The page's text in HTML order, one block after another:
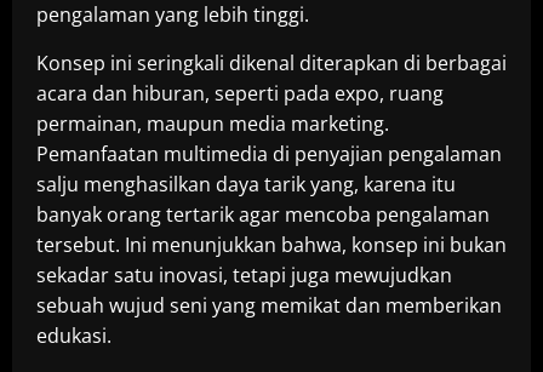
pengalaman yang lebih tinggi.
Konsep ini seringkali dikenal diterapkan di berbagai
acara dan hiburan, seperti pada expo, ruang
permainan, maupun media marketing.
Pemanfaatan multimedia di penyajian pengalaman
salju menghasilkan daya tarik yang, karena itu
banyak orang tertarik agar mencoba pengalaman
tersebut. Ini menunjukkan bahwa, konsep ini bukan
sekadar satu inovasi, tetapi juga mewujudkan
sebuah wujud seni yang memikat dan memberikan
edukasi.